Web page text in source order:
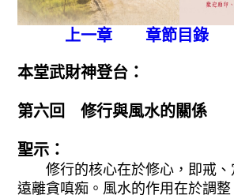
上一章 章節目錄
本堂武財神登台：
第六回 修行與風水的關係
聖示：
修行的核心在於修心，即戒、
遠離貪嗔痴。風水的作用在於調